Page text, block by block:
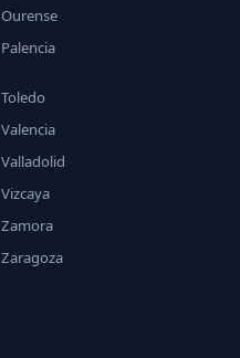
Ourense
Palencia
Toledo
Valencia
Valladolid
Vizcaya
Zamora
Zaragoza